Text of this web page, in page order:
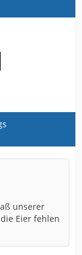
oder
natürlich
unserer
Eier fehlen